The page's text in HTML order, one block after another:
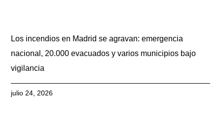
Los incendios en Madrid se agravan: emergencia
nacional, 20.000 evacuados y varios municipios bajo
vigilancia
julio 24, 2026